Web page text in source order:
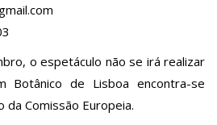
.com
o espetáculo não se irá realizar
Botânico de Lisboa encontra-se
Comissão Europeia.